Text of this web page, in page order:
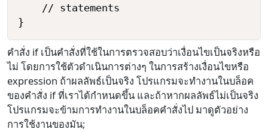
    // statements
คำสั่ง if เป็นคำสั่งที่ใช้ในการตรวจสอบว่าเงื่อนไขเป็นจริงหรือ
ไม่ โดยการใช้ตัวดำเนินการต่างๆ ในการสร้างเงื่อนไขหรือ
expression ถ้าผลลัพธ์เป็นจริง โปรแกรมจะทำงานในบล็อค
ของคำสั่ง if ที่เราได้กำหนดขึ้น และถ้าหากผลลัพธ์ไม่เป็นจริง
โปรแกรมจะข้ามการทำงานในบล็อคคำสั่งไป มาดูตัวอย่าง
การใช้งานของมัน;